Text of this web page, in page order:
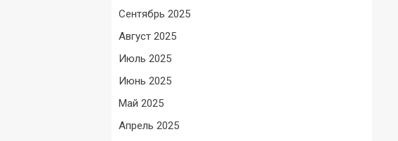
Сентябрь 2025
Август 2025
Июль 2025
Июнь 2025
Май 2025
Апрель 2025